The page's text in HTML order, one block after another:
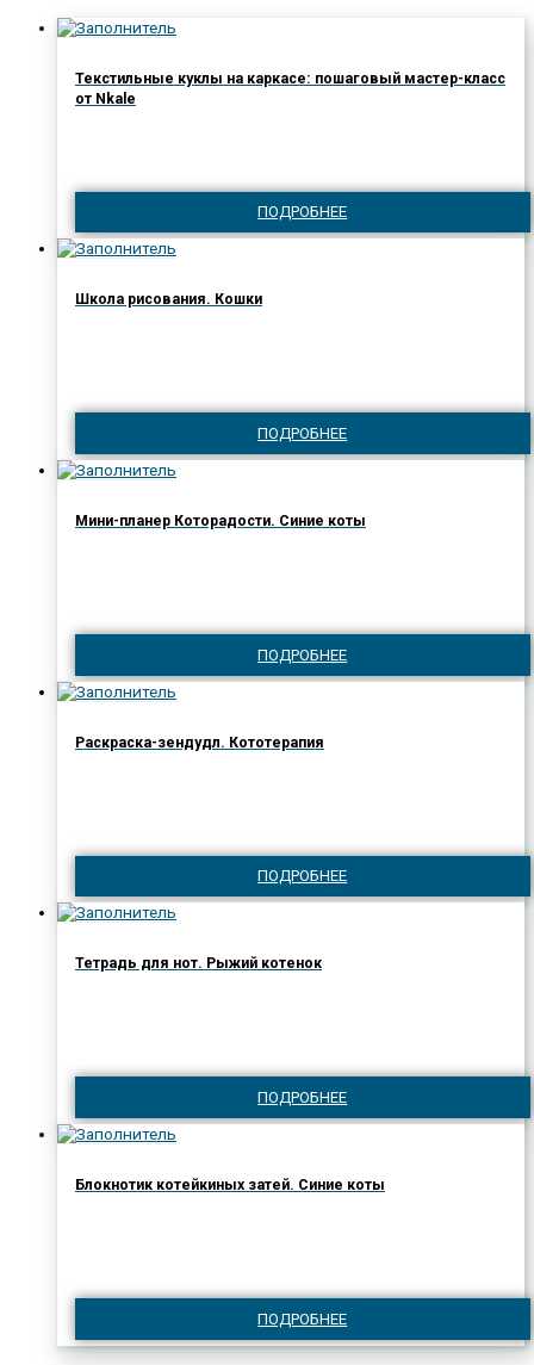
Текстильные куклы на каркасе: пошаговый мастер-класс
от Nkale
ПОДРОБНЕЕ
Школа рисования. Кошки
ПОДРОБНЕЕ
Мини-планер Которадости. Синие коты
ПОДРОБНЕЕ
Раскраска-зендудл. Кототерапия
ПОДРОБНЕЕ
Тетрадь для нот. Рыжий котенок
ПОДРОБНЕЕ
Блокнотик котейкиных затей. Синие коты
ПОДРОБНЕЕ